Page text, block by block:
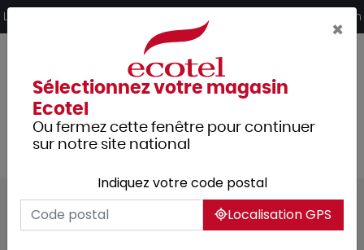
Livraison offerte dès 249€ HT d’achat et retrait 2h en magasin
Tous les produits
Arts de la table
Vaisselle
Assiettes & services
×
Sélectionnez votre magasin
Ecotel
Ou fermez cette fenêtre pour continuer
sur notre site national
Indiquez votre code postal
Localisation GPS
Panneau de gestion des cookies